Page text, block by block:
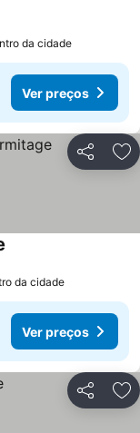
da cidade
Ver preços
Partilhar
da cidade
Ver preços
Partilhar